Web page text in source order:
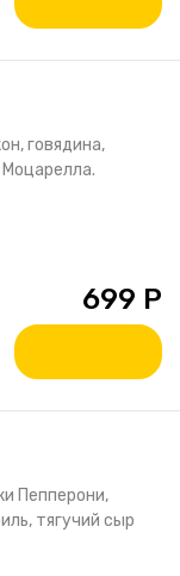
говядина,
699 Р
Пепперони,
тягучий сыр